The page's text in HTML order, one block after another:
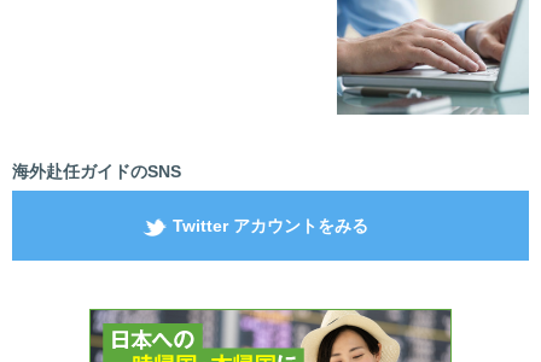
海外赴任ガイドのSNS
Twitter アカウントをみる